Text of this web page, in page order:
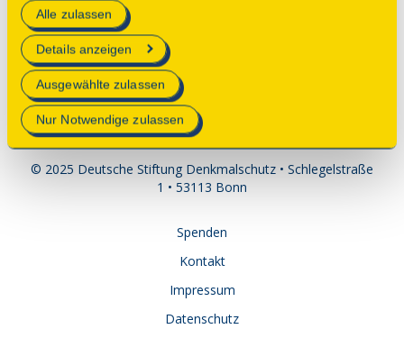
technisch notwendig und für den Betrieb der Webseite
erforderlich sind.
Mehr Informationen finden Sie in unserer
Datenschutzerklärung.
Alle zulassen
Details anzeigen
Ausgewählte zulassen
Nur Notwendige zulassen
Hinweise
Zugang ist nicht barrierefrei.
© 2025 Deutsche Stiftung Denkmalschutz • Schlegelstraße
1 • 53113 Bonn
Spenden
Kontakt
Impressum
Datenschutz